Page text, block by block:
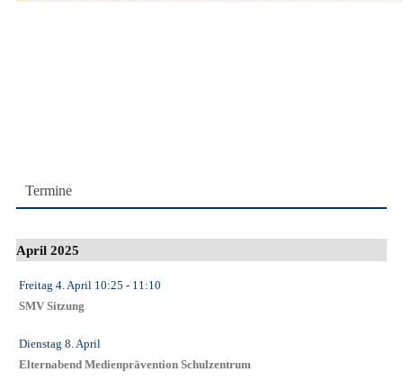
Termine
April 2025
Freitag 4. April 10:25 - 11:10
SMV Sitzung
Dienstag 8. April
Elternabend Medienprävention Schulzentrum